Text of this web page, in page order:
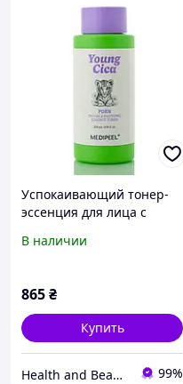
Успокаивающий тонер-
эссенция для лица с
PEEL Young Cica PDRN
В наличии
865₴
Купить
Health and Beauty 99%